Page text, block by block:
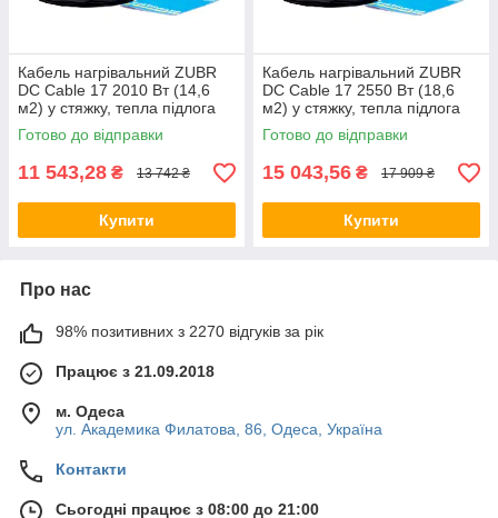
Кабель нагрівальний ZUBR
DC Cable 17 2010 Вт (14,6
м2) у стяжку, тепла підлога
електрична ZUBR
Готово до відправки
11 543,28 ₴ 13 742 ₴
Купити
Кабель нагрівальний ZUBR
DC Cable 17 2550 Вт (18,6
м2) у стяжку, тепла підлога
електрична ZUBR
Готово до відправки
15 043,56 ₴ 17 909 ₴
Купити
Про нас
98% позитивних з 2270 відгуків за рік
Працює з 21.09.2018
м. Одеса
ул. Академика Филатова, 86, Одеса, Україна
Контакти
Сьогодні працює з 08:00 до 21:00